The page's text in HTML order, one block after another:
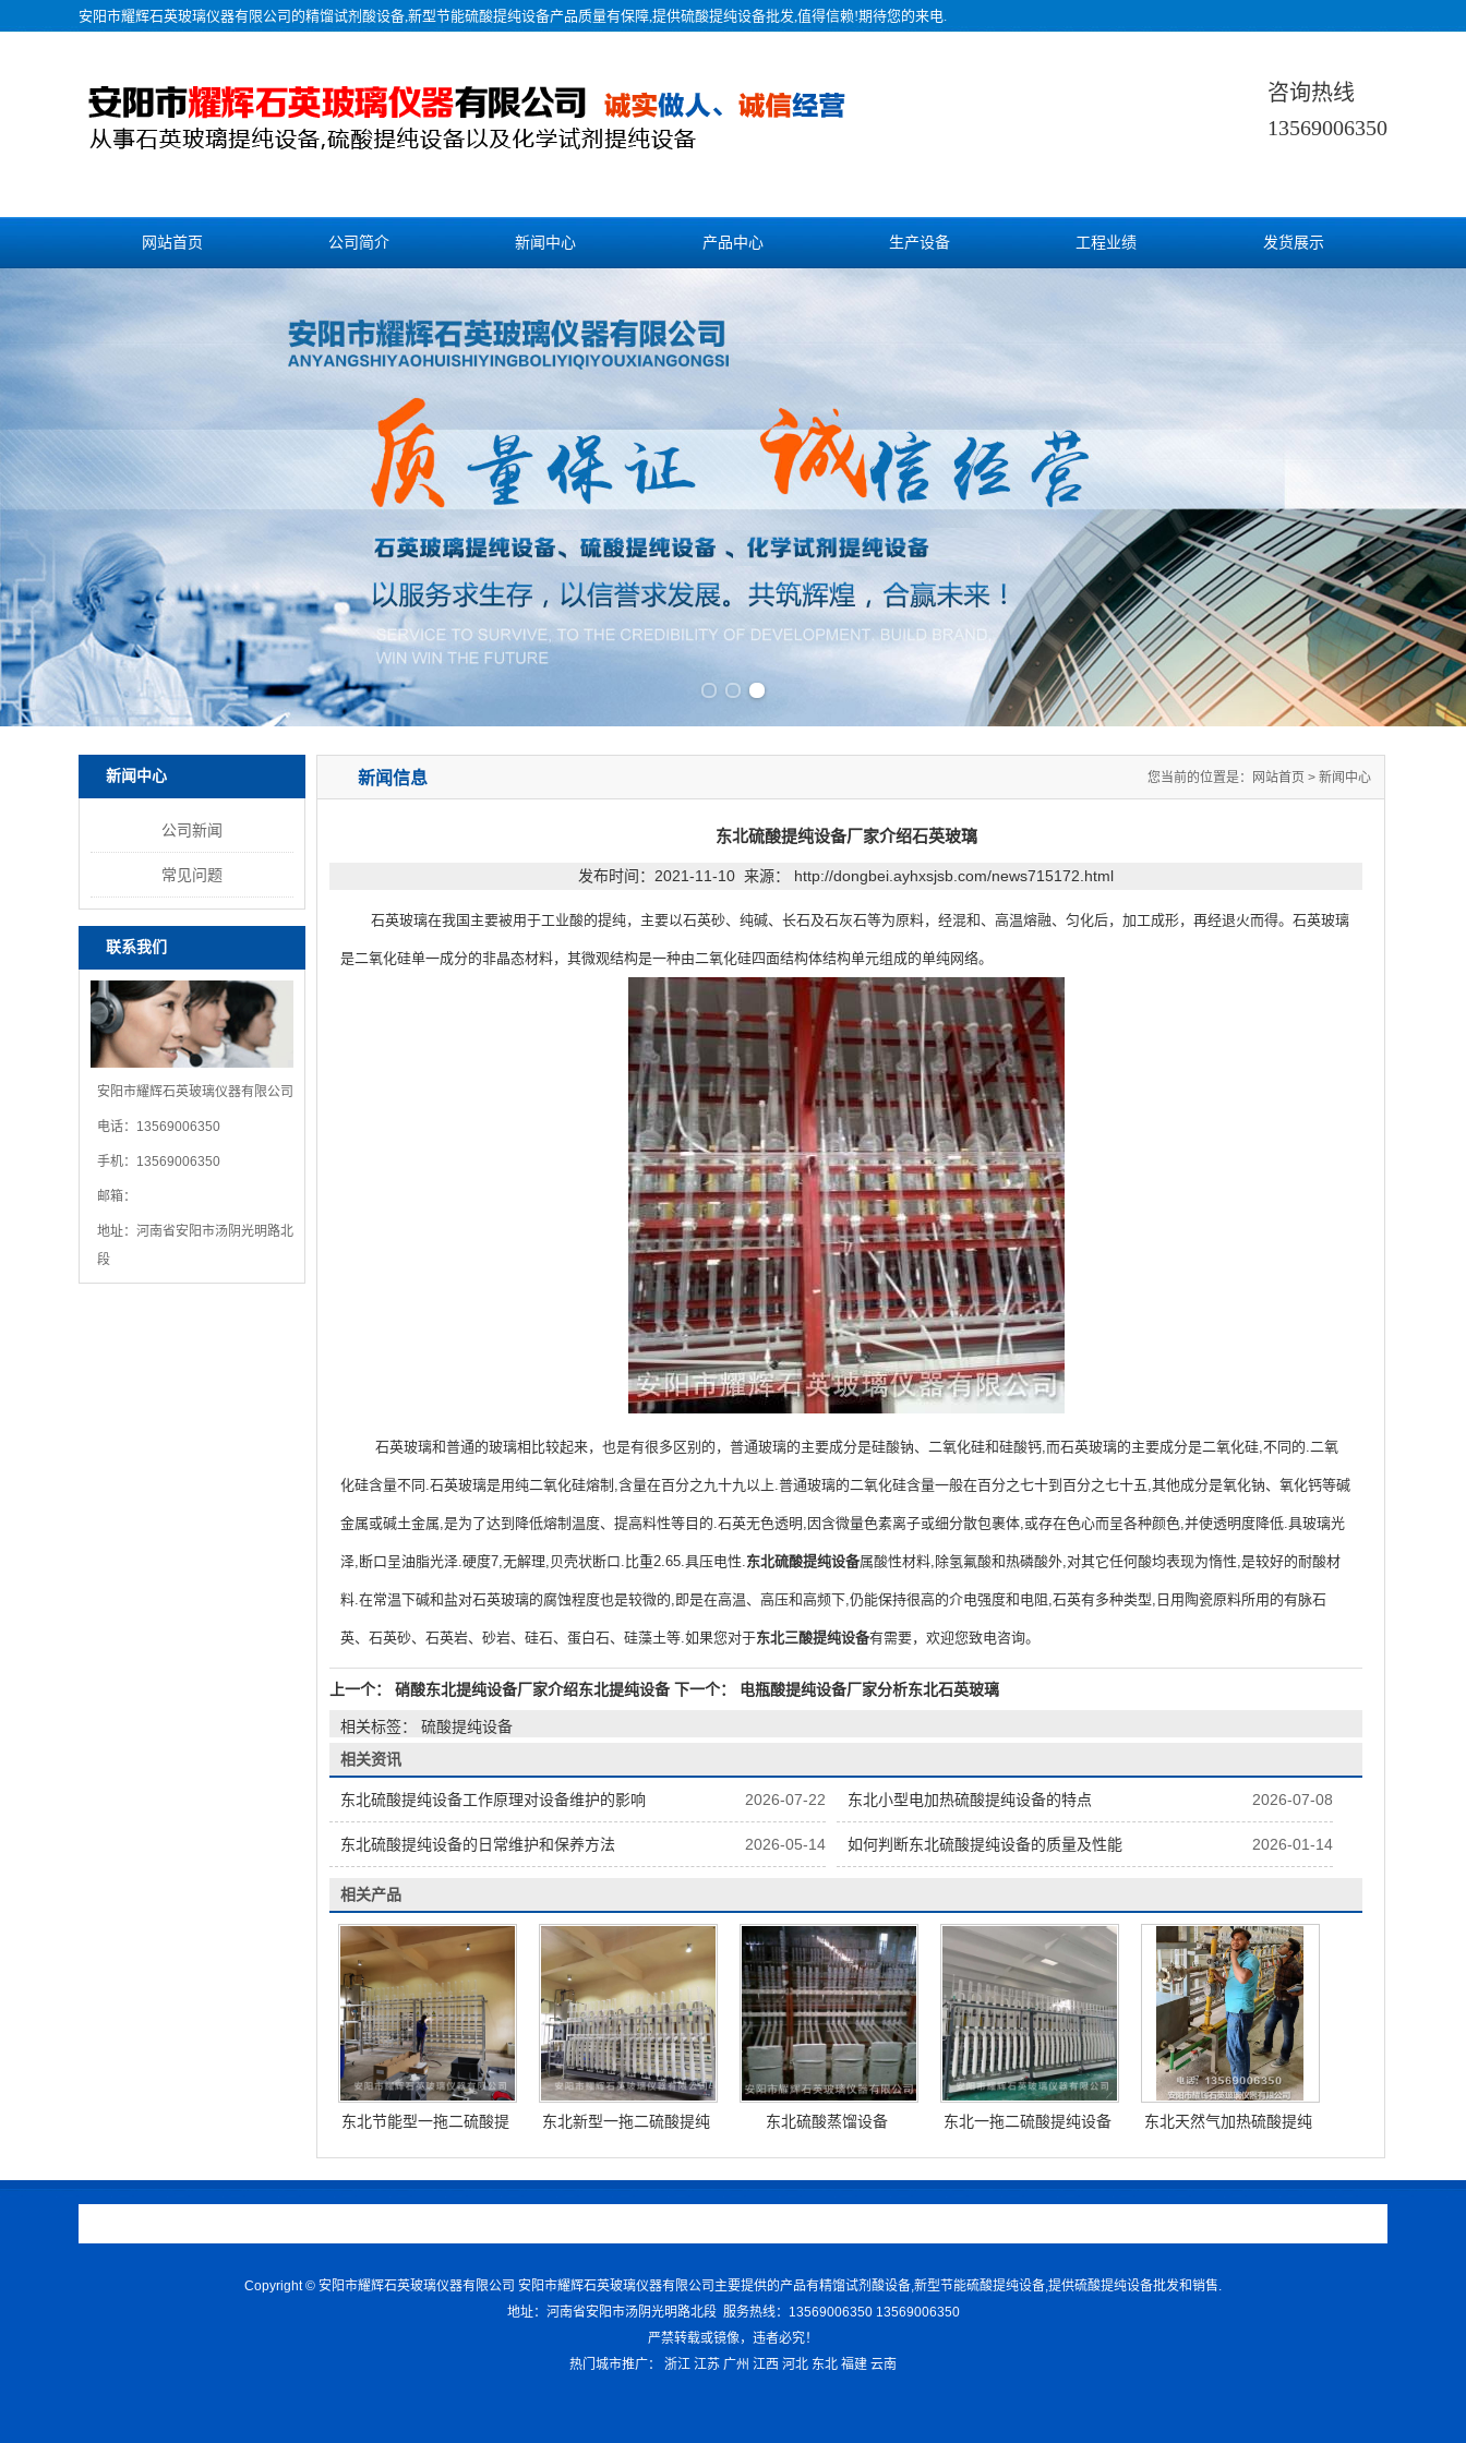
安阳市耀辉石英玻璃仪器有限公司的精馏试剂酸设备,新型节能硫酸提纯设备产品质量有保障,提供硫酸提纯设备批发,值得信赖!期待您的来电.
咨询热线
13569006350
网站首页 公司简介 新闻中心 产品中心 生产设备 工程业绩 发货展示
新闻中心
公司新闻
常见问题
联系我们
安阳市耀辉石英玻璃仪器有限公司
电话：13569006350
手机：13569006350
邮箱：
地址：河南省安阳市汤阴光明路北
段
新闻信息 您当前的位置是： 网站首页 > 新闻中心
东北硫酸提纯设备厂家介绍石英玻璃
发布时间：2021-11-10 来源： http://dongbei.ayhxsjsb.com/news715172.html
石英玻璃在我国主要被用于工业酸的提纯，主要以石英砂、纯碱、长石及石灰石等为原料，经混和、高温熔融、匀化后，加工成形，再经退火而得。石英玻璃
是二氧化硅单一成分的非晶态材料，其微观结构是一种由二氧化硅四面结构体结构单元组成的单纯网络。
石英玻璃和普通的玻璃相比较起来，也是有很多区别的，普通玻璃的主要成分是硅酸钠、二氧化硅和硅酸钙,而石英玻璃的主要成分是二氧化硅,不同的.二氧
化硅含量不同.石英玻璃是用纯二氧化硅熔制,含量在百分之九十九以上.普通玻璃的二氧化硅含量一般在百分之七十到百分之七十五,其他成分是氧化钠、氧化钙等碱
金属或碱土金属,是为了达到降低熔制温度、提高料性等目的.石英无色透明,因含微量色素离子或细分散包裹体,或存在色心而呈各种颜色,并使透明度降低.具玻璃光
泽,断口呈油脂光泽.硬度7,无解理,贝壳状断口.比重2.65.具压电性.东北硫酸提纯设备属酸性材料,除氢氟酸和热磷酸外,对其它任何酸均表现为惰性,是较好的耐酸材
料.在常温下碱和盐对石英玻璃的腐蚀程度也是较微的,即是在高温、高压和高频下,仍能保持很高的介电强度和电阻,石英有多种类型,日用陶瓷原料所用的有脉石
英、石英砂、石英岩、砂岩、硅石、蛋白石、硅藻土等.如果您对于东北三酸提纯设备有需要，欢迎您致电咨询。
上一个： 硝酸东北提纯设备厂家介绍东北提纯设备下一个： 电瓶酸提纯设备厂家分析东北石英玻璃
相关标签： 硫酸提纯设备
相关资讯
2026-07-22
东北硫酸提纯设备工作原理对设备维护的影响 2026-07-08
东北小型电加热硫酸提纯设备的特点
2026-05-14
东北硫酸提纯设备的日常维护和保养方法 2026-01-14
如何判断东北硫酸提纯设备的质量及性能
相关产品
东北节能型一拖二硫酸提
东北新型一拖二硫酸提纯
东北硫酸蒸馏设备 东北一拖二硫酸提纯设备
东北天然气加热硫酸提纯
Copyright © 安阳市耀辉石英玻璃仪器有限公司 安阳市耀辉石英玻璃仪器有限公司主要提供的产品有精馏试剂酸设备,新型节能硫酸提纯设备,提供硫酸提纯设备批发和销售.
地址：河南省安阳市汤阴光明路北段 服务热线：13569006350 13569006350
严禁转载或镜像，违者必究！
热门城市推广： 浙江 江苏 广州 江西 河北 东北 福建 云南